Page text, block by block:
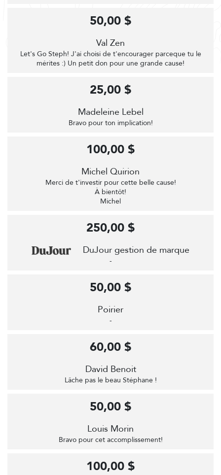
Val Zen
Let's Go Steph! J'ai choisi de t'encourager parceque tu le
mérites :) Un petit don pour une grande cause!
50,00 $
Madeleine Lebel
Bravo pour ton implication!
25,00 $
Michel Quirion
Merci de t'investir pour cette belle cause!
À bientôt!
Michel
100,00 $
DuJour gestion de marque
-
250,00 $
Poirier
-
50,00 $
David Benoit
Lâche pas le beau Stéphane !
60,00 $
Louis Morin
Bravo pour cet accomplissement!
50,00 $
100,00 $